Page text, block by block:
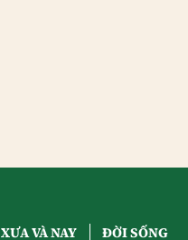
XƯA VÀ NAY ĐỜI SỐNG